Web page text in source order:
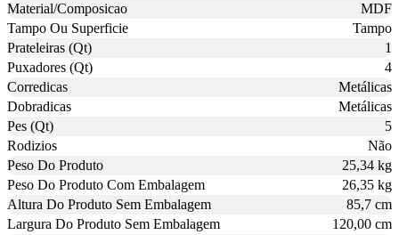
Material/Composicao
MDF
Tampo Ou Superficie
Tampo
Prateleiras (Qt)
1
Puxadores (Qt)
4
Corredicas
Metálicas
Dobradicas
Metálicas
Pes (Qt)
5
Rodizios
Não
Peso Do Produto
25,34 kg
Peso Do Produto Com Embalagem
26,35 kg
Altura Do Produto Sem Embalagem
85,7 cm
Largura Do Produto Sem Embalagem
120,00 cm